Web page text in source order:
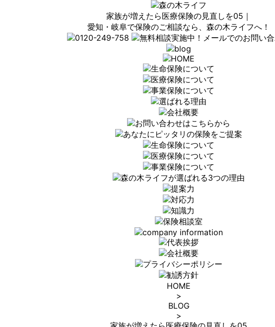
家族が増えたら医療保険の見直しを05｜
愛知・岐阜で保険のご相談なら、森の木ライフへ！
HOME
>
BLOG
>